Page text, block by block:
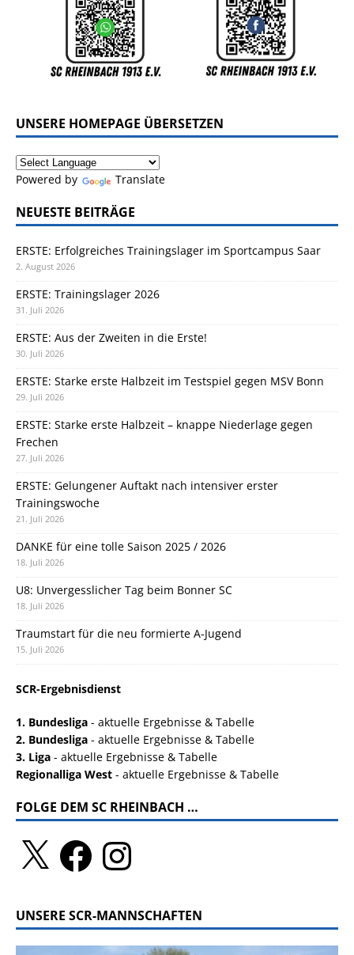
UNSERE HOMEPAGE ÜBERSETZEN
Powered by Translate
NEUESTE BEITRÄGE
ERSTE: Erfolgreiches Trainingslager im Sportcampus Saar
2. August 2026
ERSTE: Trainingslager 2026
31. Juli 2026
ERSTE: Aus der Zweiten in die Erste!
30. Juli 2026
ERSTE: Starke erste Halbzeit im Testspiel gegen MSV Bonn
29. Juli 2026
ERSTE: Starke erste Halbzeit – knappe Niederlage gegen
Frechen
27. Juli 2026
ERSTE: Gelungener Auftakt nach intensiver erster
Trainingswoche
21. Juli 2026
DANKE für eine tolle Saison 2025 / 2026
18. Juli 2026
U8: Unvergesslicher Tag beim Bonner SC
18. Juli 2026
Traumstart für die neu formierte A-Jugend
15. Juli 2026
SCR-Ergebnisdienst
1. Bundesliga - aktuelle Ergebnisse & Tabelle
2. Bundesliga - aktuelle Ergebnisse & Tabelle
3. Liga - aktuelle Ergebnisse & Tabelle
Regionalliga West - aktuelle Ergebnisse & Tabelle
FOLGE DEM SC RHEINBACH …
UNSERE SCR-MANNSCHAFTEN